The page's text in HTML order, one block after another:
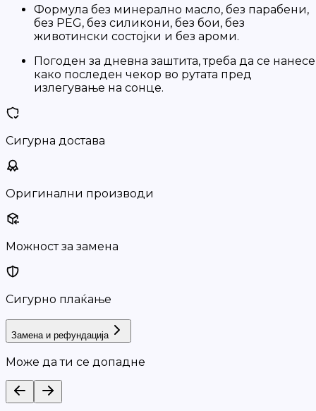
Формула без минерално масло, без парабени,
без PEG, без силикони, без бои, без
животински состојки и без ароми.
Погоден за дневна заштита, треба да се нанесе
како последен чекор во рутата пред
излегување на сонце.
Сигурна достава
Оригинални производи
Можност за замена
Сигурно плаќање
Замена и рефундација
Може да ти се допадне